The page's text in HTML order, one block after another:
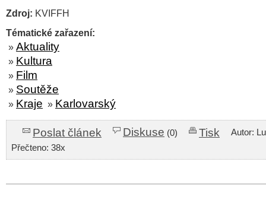
Zdroj: KVIFFH
Tématické zařazení:
» Aktuality
» Kultura
» Film
» Soutěže
» Kraje » Karlovarský
Poslat článek Diskuse (0) Tisk
Autor:
Přečteno: 38x